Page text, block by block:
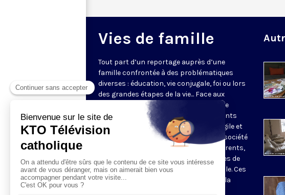
Vies de famille
Tout part d’un reportage auprès d’une
famille confrontée à des problématiques
diverses : éducation, vie conjugale, foi ou lors
des grandes étapes de la vie... Face aux
questions très concrètes, KTO propose
repères et conseils avec des intervenants
d'expérience qui s’appuient sur l’Evangile et
l’anthropologie chrétienne. Dans une société
en pleine évolution, jeunes couples, parents,
grands-parents y trouveront des pistes de
réflexion pour soutenir leur vie de famille. Ces
programmes de 5 minutes sont mis à la